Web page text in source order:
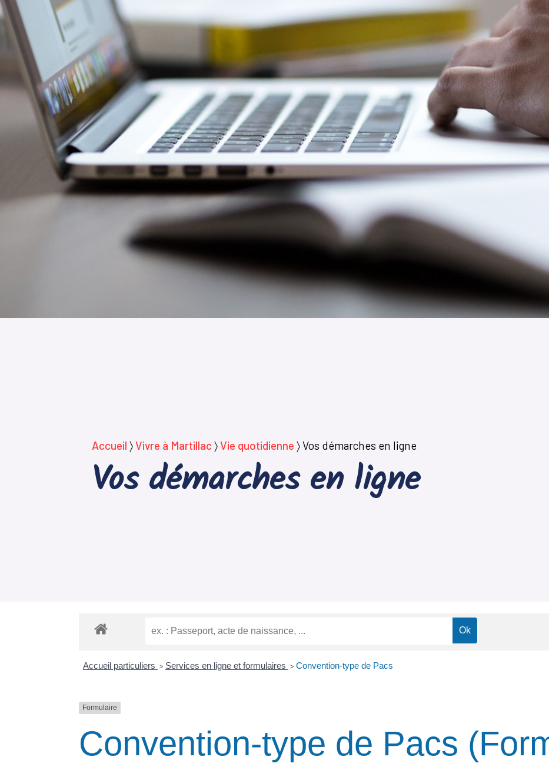
Accueil 〉Vivre à Martillac 〉Vie quotidienne 〉Vos démarches en ligne
Vos démarches en ligne
Accueil particuliers > Services en ligne et formulaires > Convention-type de Pacs
Formulaire
Convention-type de Pacs